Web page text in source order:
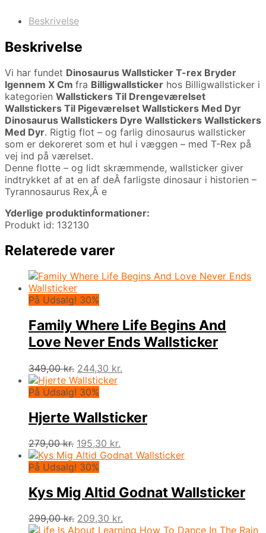
Beskrivelse
Beskrivelse
Vi har fundet Dinosaurus Wallsticker T-rex Bryder
Igennem X Cm fra Billigwallsticker hos Billigwallsticker i
kategorien Wallstickers Til Drengeværelset
Wallstickers Til Pigeværelset Wallstickers Med Dyr
Dinosaurus Wallstickers Dyre Wallstickers Wallstickers
Med Dyr. Rigtig flot – og farlig dinosaurus wallsticker
som er dekoreret som et hul i væggen – med T-Rex på
vej ind på værelset.
Denne flotte – og lidt skræmmende, wallsticker giver
indtrykket af at en af deÂ farligste dinosaur i historien –
Tyrannosaurus Rex,Â e
Yderlige produktinformationer:
Produkt id: 132130
Relaterede varer
På Udsalg! 30%
Family Where Life Begins And
Love Never Ends Wallsticker
349,00kr. Den
oprindelige
pris
349,00 kr..
244,30 kr.
244,30 kr..
På Udsalg! 30%
Hjerte Wallsticker
279,00kr. Den
oprindelige
pris
279,00 kr..
195,30 kr.
aktuelle
195,30 kr..
På Udsalg! 30%
Kys Mig Altid Godnat Wallsticker
299,00kr. Den
oprindelige
209,30 kr.
aktuelle